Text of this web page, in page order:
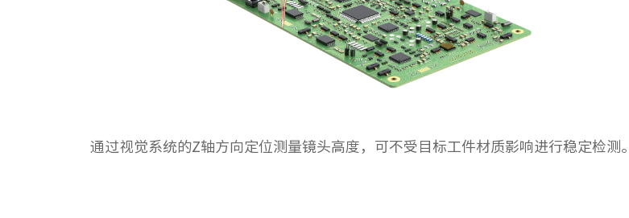
通过视觉系统的Z轴方向定位测量镜头高度，可不受目标工件材质影响进行稳定检测。